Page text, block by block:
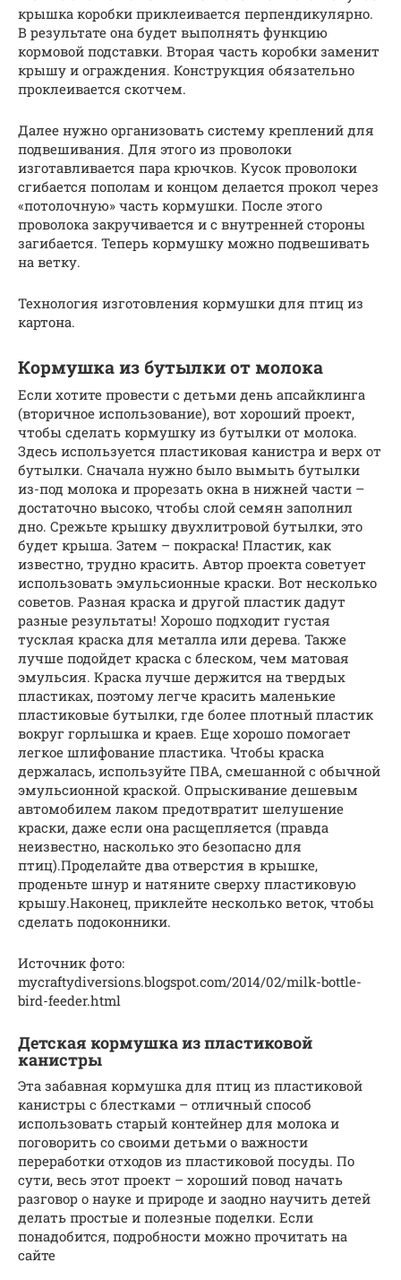
крышка коробки приклеивается перпендикулярно.
В результате она будет выполнять функцию
кормовой подставки. Вторая часть коробки заменит
крышу и ограждения. Конструкция обязательно
проклеивается скотчем.
Далее нужно организовать систему креплений для
подвешивания. Для этого из проволоки
изготавливается пара крючков. Кусок проволоки
сгибается пополам и концом делается прокол через
«потолочную» часть кормушки. После этого
проволока закручивается и с внутренней стороны
загибается. Теперь кормушку можно подвешивать
на ветку.
Технология изготовления кормушки для птиц из
картона.
Кормушка из бутылки от молока
Если хотите провести с детьми день апсайклинга
(вторичное использование), вот хороший проект,
чтобы сделать кормушку из бутылки от молока.
Здесь используется пластиковая канистра и верх от
бутылки. Сначала нужно было вымыть бутылки
из-под молока и прорезать окна в нижней части –
достаточно высоко, чтобы слой семян заполнил
дно. Срежьте крышку двухлитровой бутылки, это
будет крыша. Затем – покраска! Пластик, как
известно, трудно красить. Автор проекта советует
использовать эмульсионные краски. Вот несколько
советов. Разная краска и другой пластик дадут
разные результаты! Хорошо подходит густая
тусклая краска для металла или дерева. Также
лучше подойдет краска с блеском, чем матовая
эмульсия. Краска лучше держится на твердых
пластиках, поэтому легче красить маленькие
пластиковые бутылки, где более плотный пластик
вокруг горлышка и краев. Еще хорошо помогает
легкое шлифование пластика. Чтобы краска
держалась, используйте ПВА, смешанной с обычной
эмульсионной краской. Опрыскивание дешевым
автомобилем лаком предотвратит шелушение
краски, даже если она расщепляется (правда
неизвестно, насколько это безопасно для
птиц).Проделайте два отверстия в крышке,
проденьте шнур и натяните сверху пластиковую
крышу.Наконец, приклейте несколько веток, чтобы
сделать подоконники.
Источник фото:
mycraftydiversions.blogspot.com/2014/02/milk-bottle-
bird-feeder.html
Детская кормушка из пластиковой
канистры
Эта забавная кормушка для птиц из пластиковой
канистры с блестками – отличный способ
использовать старый контейнер для молока и
поговорить со своими детьми о важности
переработки отходов из пластиковой посуды. По
сути, весь этот проект – хороший повод начать
разговор о науке и природе и заодно научить детей
делать простые и полезные поделки. Если
понадобится, подробности можно прочитать на
сайте